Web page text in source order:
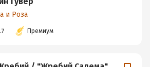
и Роза
Премиум